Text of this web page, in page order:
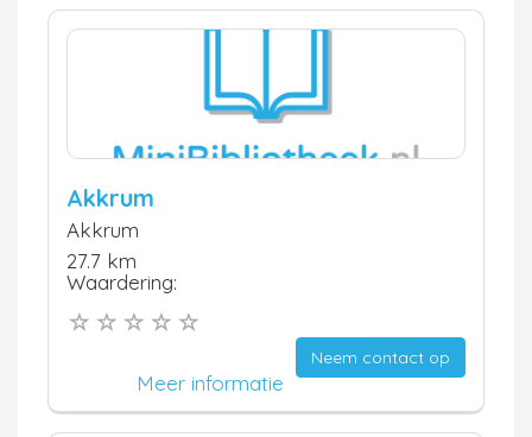
Akkrum
Akkrum
27.7 km
Waardering:
Neem contact op
Meer informatie